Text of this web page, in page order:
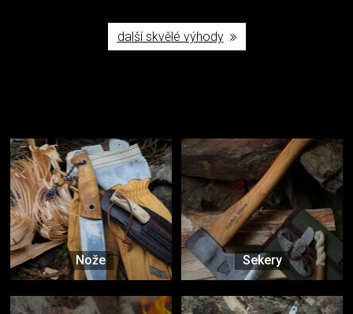
další skvělé výhody
Nože Sekery